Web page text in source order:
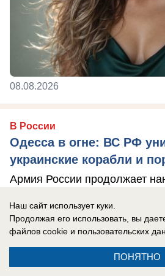
08.08.2026
В России
Одесса в огне: ВС РФ
украинские корабли и
Армия России продолжает
Наш сайт использует куки.
Продолжая его использовать, вы
файлов cookie и пользовательских
ПОНЯТНО